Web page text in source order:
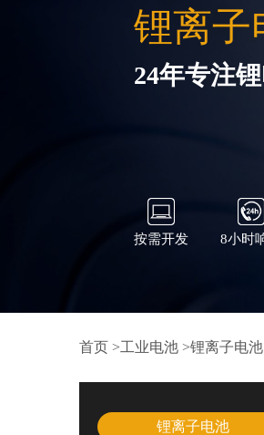
锂离子
24年专注
按需开发 8小时
首页 >工业电池 >锂离子电池
锂离子电池